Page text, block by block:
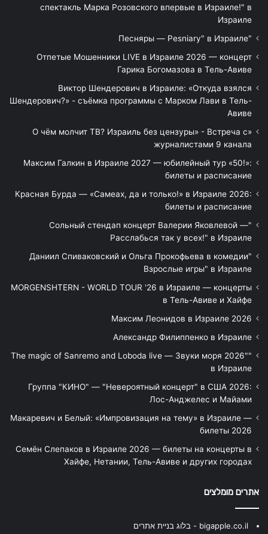
спектакль Марка Розовского впервые в Израиле!" в
Израиле
"Песняры — Pesniary" в Израиле
Отпетые Мошенники LIVE в Израиле 2026 — концерт
Гарика Богомазова в Тель-Авиве
Виктор Шендерович в Израиле: «Откуда взялся
Шендерович?» - съёмка программы с Марком Лави в Тель-
Авиве
«О чём молчит ТВ? Израиль без цензуры» - Встреча с
журналистами 9 канала
Максим Галкин в Израиле 2027 — юбилейный тур «50!»:
билеты и расписание
Красная Бурда — «Самеах, да и только!» в Израиле 2026:
билеты и расписание
"Сольный стендап концерт Валерии Яковлевой —
Расслабься так у всех!" в Израиле
"Даниил Спиваковский и Ольга Прокофьева в комедии
Взрослые игры" в Израиле
MORGENSHTERN - WORLD TOUR '26 в Израиле — концерты
в Тель-Авиве и Хайфе
Максим Леонидов в Израиле 2026
Александр Филиппенко в Израиле
"The magic of Sanremo and Loboda live — Звуки моря 2026"
в Израиле
Группа "КИНО" — "Невероятный концерт" в США 2026:
Лос-Анджелес и Майами
Макаревич и Белый: «Импровизация на тему» в Израиле —
билеты 2026
Семён Слепаков в Израиле 2026 — билеты на концерты в
Хайфе, Нетании, Тель-Авиве и других городах
אתרים מומלצים
bigapple.co.il - בלוג בניית אתרים